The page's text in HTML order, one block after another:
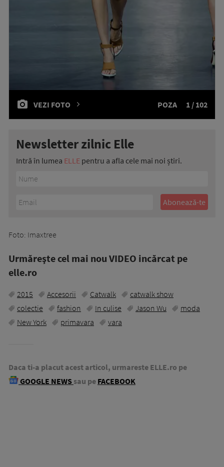
VEZI FOTO POZA 1 / 102
Newsletter zilnic Elle
Intră în lumea ELLE pentru a afla cele mai noi știri.
Foto: Imaxtree
Urmăreşte cel mai nou VIDEO incărcat pe
elle.ro
2015 Accesorii Catwalk
catwalk show
colectie
fashion In culise Jason Wu
moda
New York
primavara vara
Daca ti-a placut acest articol, urmareste ELLE.ro pe
GOOGLE NEWS sau pe FACEBOOK